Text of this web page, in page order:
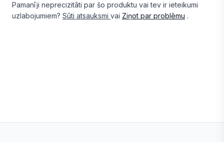
Pamanīji neprecizitāti par šo produktu vai tev ir ieteikumi
uzlabojumiem? Sūti atsauksmi vai Ziņot par problēmu .